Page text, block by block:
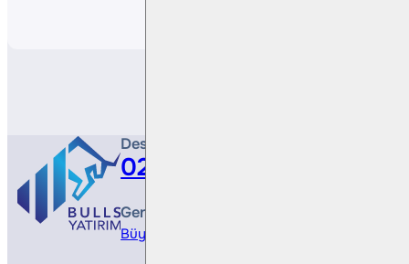
Destek Hattı
0212 410 0500
Genel Müdürlük
Büyükdere Cad. No 173, 1. Levent Plaza, B